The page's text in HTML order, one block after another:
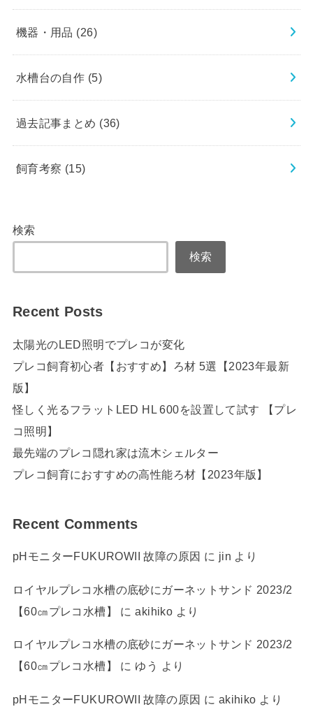
機器・用品 (26)
水槽台の自作 (5)
過去記事まとめ (36)
飼育考察 (15)
検索
検索
Recent Posts
太陽光のLED照明でプレコが変化
プレコ飼育初心者【おすすめ】ろ材 5選【2023年最新
版】
怪しく光るフラットLED HL 600を設置して試す 【プレ
コ照明】
最先端のプレコ隠れ家は流木シェルター
プレコ飼育におすすめの高性能ろ材【2023年版】
Recent Comments
pHモニターFUKUROWII 故障の原因 に jin より
ロイヤルプレコ水槽の底砂にガーネットサンド 2023/2
【60㎝プレコ水槽】
にakihiko より
ロイヤルプレコ水槽の底砂にガーネットサンド 2023/2
【60㎝プレコ水槽】
に ゆう より
pHモニターFUKUROWII 故障の原因 に akihiko より